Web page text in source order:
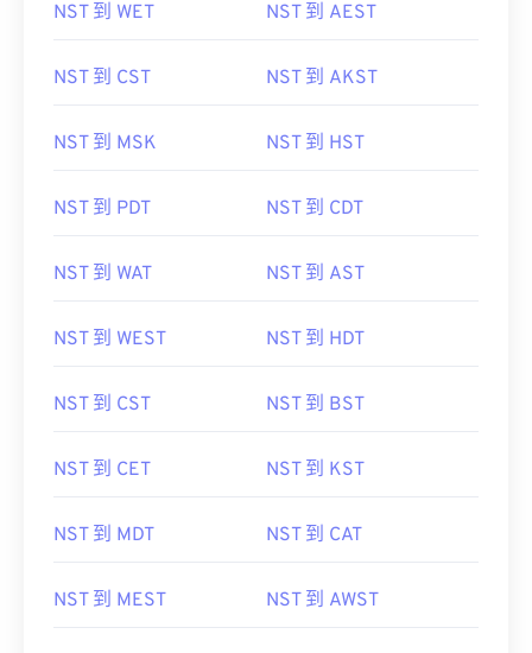
NST 到 WET NST 到 AEST
NST 到 CST NST 到 AKST
NST 到 MSK NST 到 HST
NST 到 PDT NST 到 CDT
NST 到 WAT NST 到 AST
NST 到 WEST NST 到 HDT
NST 到 CST NST 到 BST
NST 到 CET NST 到 KST
NST 到 MDT NST 到 CAT
NST 到 MEST NST 到 AWST